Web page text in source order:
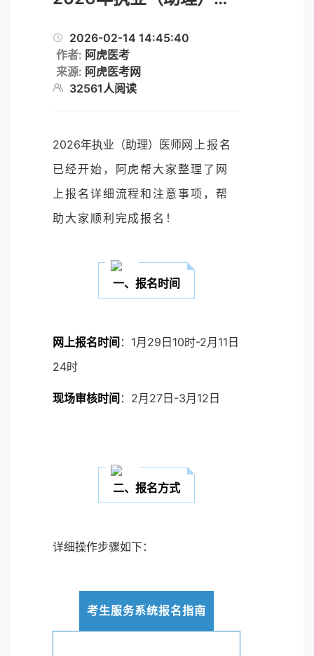
2026-02-14 14:45:40
作者: 阿虎医考
来源: 阿虎医考网
32561人阅读
2026年执业（助理）医师网上报名
已经开始，阿虎帮大家整理了网
上报名详细流程和注意事项，帮
助大家顺利完成报名！
一、报名时间
网上报名时间 ：1月29日10时-2月11日
24时
现场审核时间 ：2月27日-3月12日
二、报名方式
详细操作步骤如下：
考生服务系统报名指南